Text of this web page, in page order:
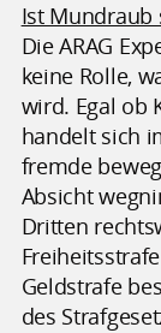
Ist Mundraub
Die ARAG
keine Rolle,
wird. Egal ob
handelt sich
fremde
Absicht
Dritten
Geldstrafe
des